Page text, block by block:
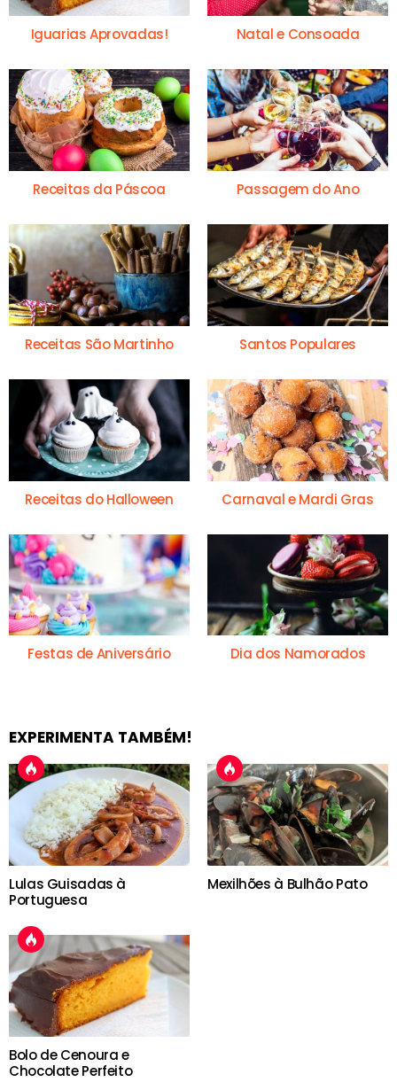
Iguarias Aprovadas! Natal e Consoada
Receitas da Páscoa Passagem do Ano
Receitas São Martinho Santos Populares
Receitas do Halloween Carnaval e Mardi Gras
Festas de Aniversário Dia dos Namorados
EXPERIMENTA TAMBÉM!
Lulas Guisadas à
Portuguesa
Mexilhões à Bulhão Pato
Bolo de Cenoura e
Chocolate Perfeito